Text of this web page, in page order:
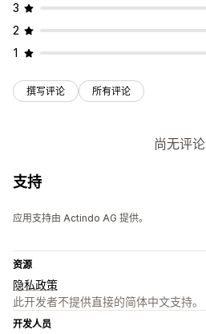
3
2
1
撰写评论 所有评论
尚无评论
支持
应用支持由 Actindo AG 提供。
资源
隐私政策
此开发者不提供直接的简体中文支持。
开发人员